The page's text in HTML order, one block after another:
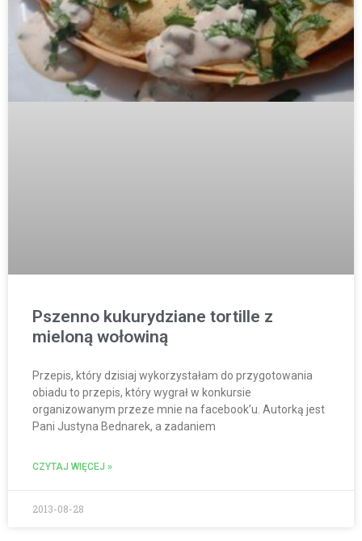
Pszenno kukurydziane tortille z
mieloną wołowiną
Przepis, który dzisiaj wykorzystałam do przygotowania
obiadu to przepis, który wygrał w konkursie
organizowanym przeze mnie na facebook’u. Autorką jest
Pani Justyna Bednarek, a zadaniem
CZYTAJ WIĘCEJ »
2013-08-28